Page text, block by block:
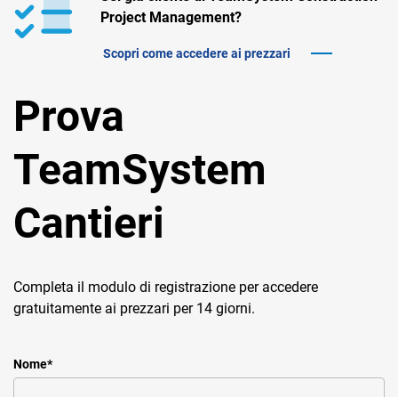
Project Management?
Scopri come accedere ai prezzari
Prova
TeamSystem
Cantieri
Completa il modulo di registrazione per accedere
gratuitamente ai prezzari per 14 giorni.
Nome*